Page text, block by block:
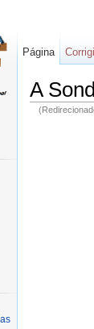
A
Página